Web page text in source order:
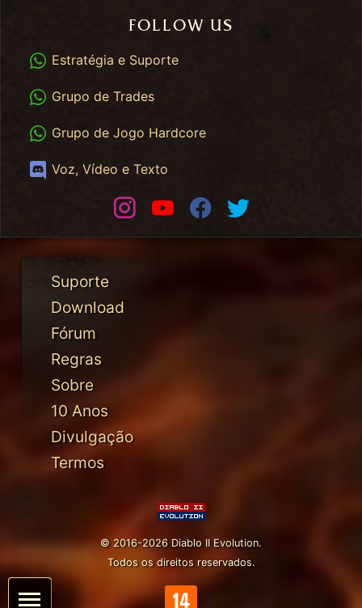
FOLLOW US
WhatsApp
Estratégia e Suporte
WhatsApp Trades
Grupo de Trades
WhatsApp HC
Grupo de Jogo Hardcore
Discord
Voz, Vídeo e Texto
InstagramYoutubeFacebook
Suporte
Download
Fórum
Regras
Sobre
10 Anos
Divulgação
Termos
© 2016-2026 Diablo II Evolution.
Todos os direitos reservados.